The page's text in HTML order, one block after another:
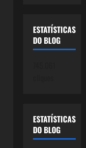
ESTATÍSTICAS
DO BLOG
ESTATÍSTICAS
DO BLOG